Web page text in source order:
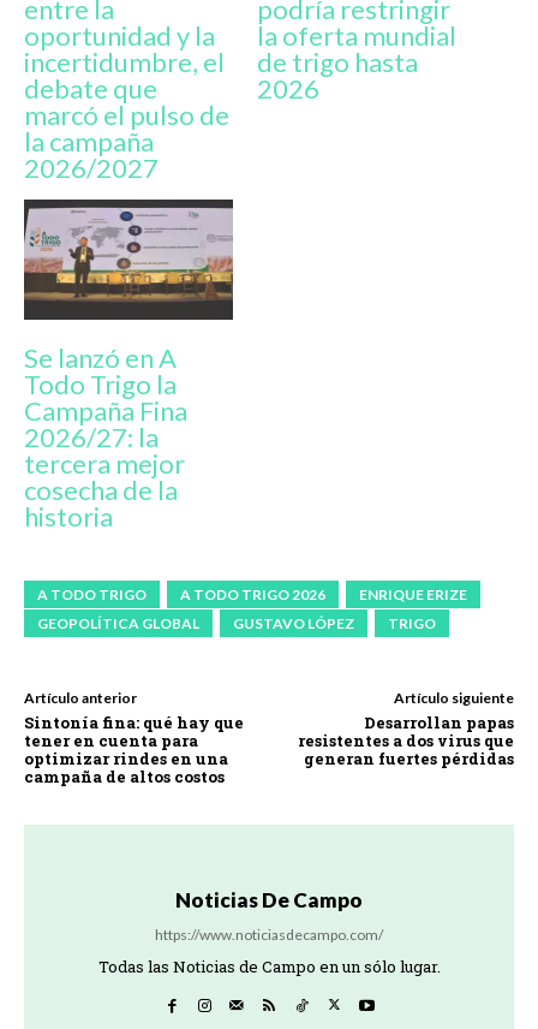
entre la
oportunidad y la
incertidumbre, el
debate que
marcó el pulso de
la campaña
2026/2027
podría restringir
la oferta mundial
de trigo hasta
2026
Se lanzó en A
Todo Trigo la
Campaña Fina
2026/27: la
tercera mejor
cosecha de la
historia
A TODO TRIGO A TODO TRIGO 2026
ENRIQUE ERIZE
GEOPOLÍTICA GLOBAL
GUSTAVO LÓPEZ TRIGO
Artículo anterior
Sintonía fina: qué hay que
tener en cuenta para
optimizar rindes en una
campaña de altos costos
Artículo siguiente
Desarrollan papas
resistentes a dos virus que
generan fuertes pérdidas
Noticias De Campo
https://www.noticiasdecampo.com/
Todas las Noticias de Campo en un sólo lugar.